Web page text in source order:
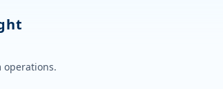
operations.